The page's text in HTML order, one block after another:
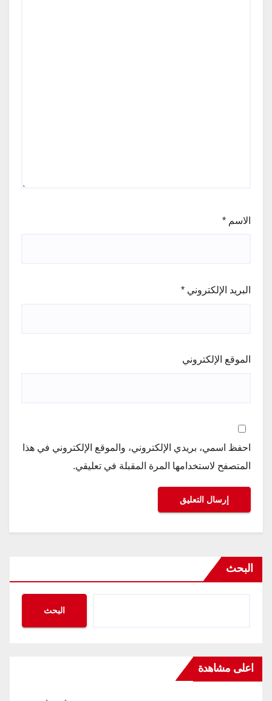
الاسم *
البريد الإلكتروني *
الموقع الإلكتروني
احفظ اسمي، بريدي الإلكتروني، والموقع الإلكتروني في هذا
المتصفح لاستخدامها المرة المقبلة في تعليقي.
البحث
البحث
اعلى مشاهدة